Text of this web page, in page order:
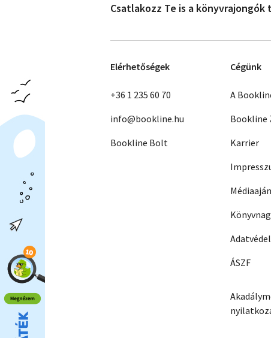
Csatlakozz Te is a könyvrajongók
Elérhetőségek
+36 1 235 60 70
info@bookline.hu
Bookline Bolt
Cégünk
A
Bookline
Karrier
ÁSZF